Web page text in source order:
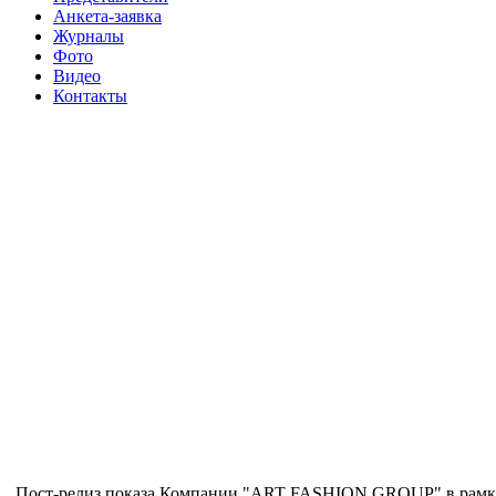
Анкета-заявка
Журналы
Фото
Видео
Контакты